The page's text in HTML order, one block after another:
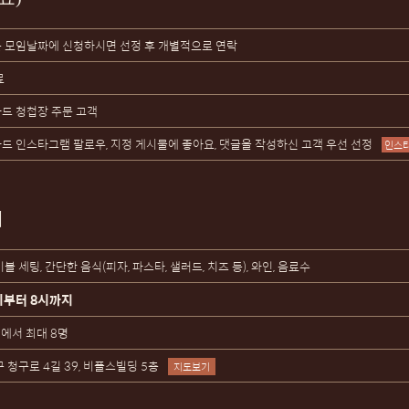
모임날짜에 신청하시면 선정 후 개별적으로 연락
청첩장 주문 고객
인스타그램 팔로우, 지정 게시물에 좋아요, 댓글을 작성하신 고객 우선 선정
인스
세팅, 간단한 음식(피자, 파스타, 샐러드, 치즈 등), 와인, 음료수
터 8시까지
서 최대 8명
청구로 4길 39, 비플스빌딩 5층
지도보기